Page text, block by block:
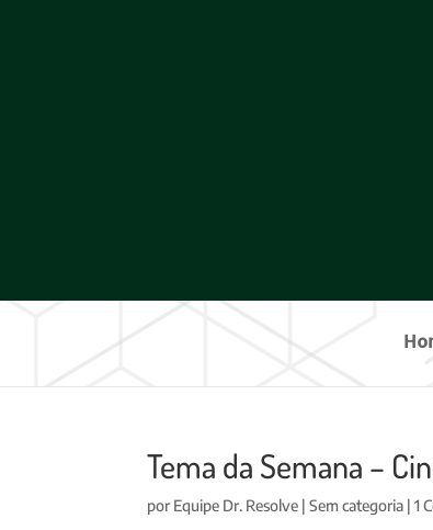
Tema da Semana –
por Equipe Dr. Resolve |Sem categoria |1